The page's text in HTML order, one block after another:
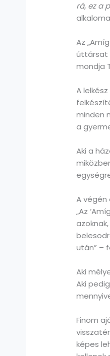
rá, ez a
Az
úttársat
mondja
A
minden
a
Aki a
A végén
„Az
után” –
Aki
Aki
Finom
képes